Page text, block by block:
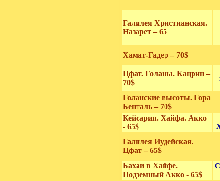
Галилея Христианская.
Назарет – 65
Хамат-Гадер – 70$
Цфат. Голаны. Кацрин –
70$
Голанские высоты. Гора
Бенталь – 70$
Кейсария. Хайфа. Акко
- 65$
Галилея Иудейская.
Цфат – 65$
Бахаи в Хайфе.
Подземный Акко - 65$